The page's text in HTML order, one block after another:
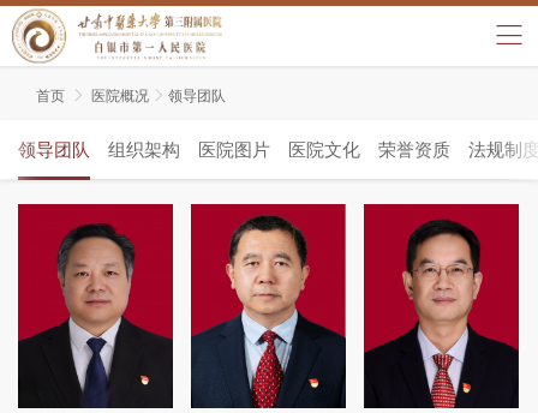
首页  医院概况  领导团队
领导团队 组织架构 医院图片 医院文化 荣誉资质 法规制